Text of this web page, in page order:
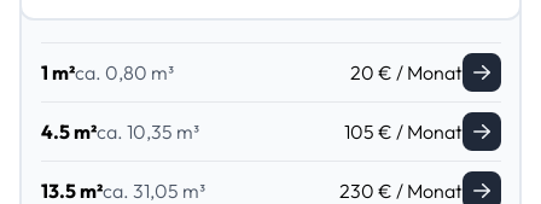
1 m²ca. 0,80 m³ 20 € / Monat
4.5 m²ca. 10,35 m³ 105 € / Monat
13.5 m²ca. 31,05 m³ 230 € / Monat